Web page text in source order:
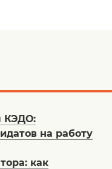
КЭДО:
на работу
как